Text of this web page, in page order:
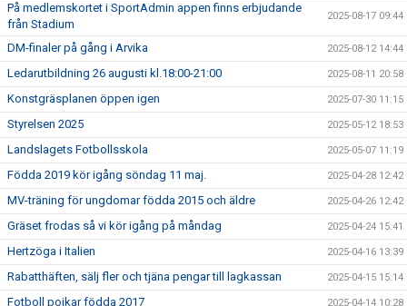
På medlemskortet i SportAdmin appen finns erbjudande
från Stadium
2025-08-17 09:44
DM-finaler på gång i Arvika 2025-08-12 14:44
Ledarutbildning 26 augusti kl.18:00-21:00 2025-08-11 20:58
Konstgräsplanen öppen igen 2025-07-30 11:15
Styrelsen 2025 2025-05-12 18:53
Landslagets Fotbollsskola 2025-05-07 11:19
Födda 2019 kör igång söndag 11 maj. 2025-04-28 12:42
MV-träning för ungdomar födda 2015 och äldre 2025-04-26 12:42
Gräset frodas så vi kör igång på måndag 2025-04-24 15:41
Hertzöga i Italien 2025-04-16 13:39
Rabatthäften, sälj fler och tjäna pengar till lagkassan 2025-04-15 15:14
Fotboll pojkar födda 2017 2025-04-14 10:28